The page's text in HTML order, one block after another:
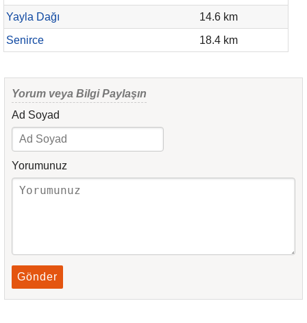
Yayla Dağı
14.6 km
Senirce
18.4 km
Yorum veya Bilgi Paylaşın
Ad Soyad
Yorumunuz
Gönder